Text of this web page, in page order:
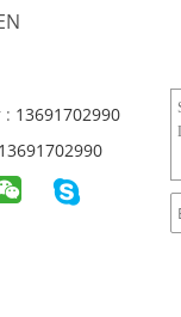
: 13691702990